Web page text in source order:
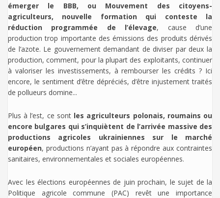
émerger le BBB, ou Mouvement des citoyens-
agriculteurs, nouvelle formation qui conteste la
réduction programmée de l’élevage, cause d’une
production trop importante des émissions des produits dérivés
de l’azote. Le gouvernement demandant de diviser par deux la
production, comment, pour la plupart des exploitants, continuer
à valoriser les investissements, à rembourser les crédits ? Ici
encore, le sentiment d’être dépréciés, d’être injustement traités
de pollueurs domine...
Plus à l’est, ce sont les agriculteurs polonais, roumains ou
encore bulgares qui s’inquiètent de l’arrivée massive des
productions agricoles ukrainiennes sur le marché
européen, productions n’ayant pas à répondre aux contraintes
sanitaires, environnementales et sociales européennes.
Avec les élections européennes de juin prochain, le sujet de la
Politique agricole commune (PAC) revêt une importance